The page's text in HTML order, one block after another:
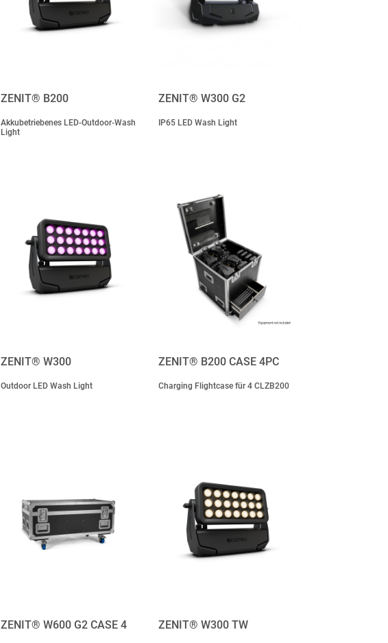
ZENIT® B200
Akkubetriebenes LED-Outdoor-Wash
Light
ZENIT® W300 G2
IP65 LED Wash Light
ZENIT® W300
Outdoor LED Wash Light
ZENIT® B200 CASE 4PC
Charging Flightcase für 4 CLZB200
ZENIT® W600 G2 CASE 4 ZENIT® W300 TW